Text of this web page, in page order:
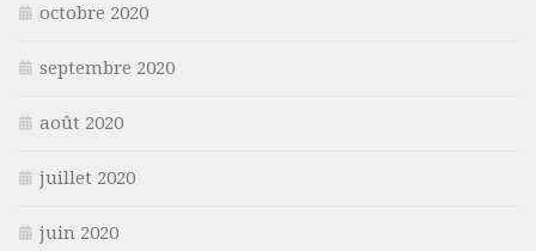
octobre 2020
septembre 2020
août 2020
juillet 2020
juin 2020